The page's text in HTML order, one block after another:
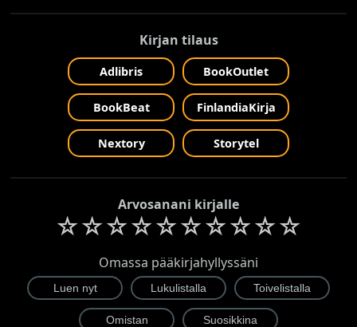
Kirjan tilaus
Adlibris BookOutlet
BookBeat FinlandiaKirja
Nextory Storytel
Arvosanani kirjalle
☆☆☆☆☆☆☆☆☆☆
Omassa pääkirjahyllyssäni